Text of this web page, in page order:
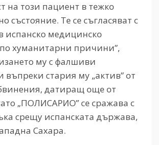
на този пациент в тежко
състояние. Те се съгласяват с
испанско медицинско
хуманитарни причини”,
му с фалшиви
въпреки стария му „актив” от
датиращ още от
„ПОЛИСАРИО” се сражава с
срещу испанската държава,
Сахара.